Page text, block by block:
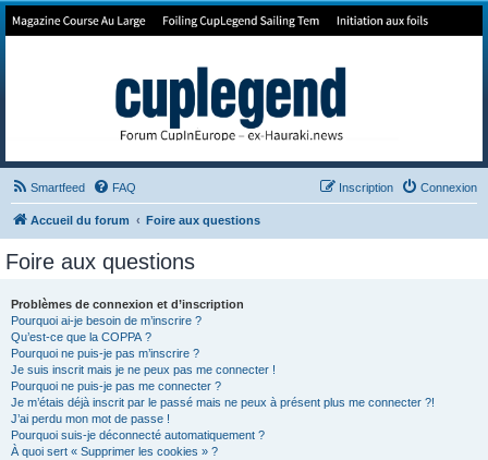
Forum de Cup In Europe
Smartfeed FAQ Connexion
Inscription
Accueil du forum Foire aux questions
Foire aux questions
Problèmes de connexion et d’inscription
Pourquoi ai-je besoin de m’inscrire ?
Qu’est-ce que la COPPA ?
Pourquoi ne puis-je pas m’inscrire ?
Je suis inscrit mais je ne peux pas me connecter !
Pourquoi ne puis-je pas me connecter ?
Je m’étais déjà inscrit par le passé mais ne peux à présent plus me connecter ?!
J’ai perdu mon mot de passe !
Pourquoi suis-je déconnecté automatiquement ?
À quoi sert « Supprimer les cookies » ?